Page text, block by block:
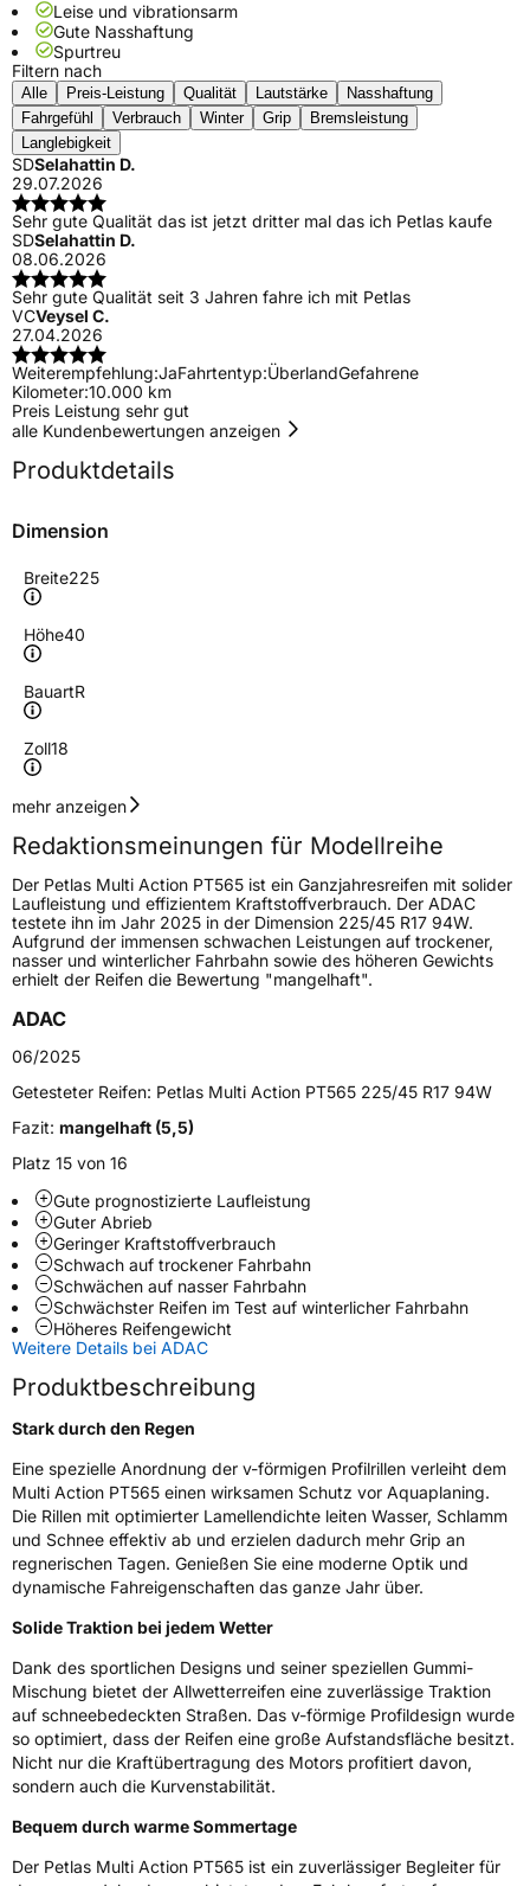
Leise und vibrationsarm
Gute Nasshaftung
Spurtreu
Filtern nach
Alle Preis-Leistung Qualität Lautstärke
Nasshaftung
Fahrgefühl
Verbrauch Winter Grip
Bremsleistung
Langlebigkeit
SDSelahattin D.
29.07.2026
Sehr gute Qualität das ist jetzt dritter mal das ich Petlas kaufe
SDSelahattin D.
08.06.2026
Sehr gute Qualität seit 3 Jahren fahre ich mit Petlas
VCVeysel C.
27.04.2026
Weiterempfehlung:JaFahrtentyp:ÜberlandGefahrene
Kilometer:10.000 km
Preis Leistung sehr gut
alle Kundenbewertungen anzeigen
Produktdetails
Dimension
Breite225
Höhe40
BauartR
Zoll18
Geschwindigkeitsindex
Höchstgeschwindigkeit
270 km/h
Lastindex92
Höchstlast630 kg
Gewicht (in kg)12,51 kg
FahrzeugtypPKW
VerwendungGanzjahresreifen
ModellnameMulti Action PT565
Fahrzeugart
PKW & SUV
Weitere Eigenschaften
SchlauchtypTL
M+SJa
Verstärkt XL
EU Label
EffizienzC
NasshaftungC
Rollgeräusch (Klasse)B
Rollgeräusch (dB)72
Fahrzeugklasse C1
3PMSF / Schneeflockensymbol / Alpine-Symbol
mehr anzeigen
Redaktionsmeinungen für Modellreihe
Der Petlas Multi Action PT565 ist ein Ganzjahresreifen mit solider
Laufleistung und effizientem Kraftstoffverbrauch. Der ADAC
testete ihn im Jahr 2025 in der Dimension 225/45 R17 94W.
Aufgrund der immensen schwachen Leistungen auf trockener,
nasser und winterlicher Fahrbahn sowie des höheren Gewichts
erhielt der Reifen die Bewertung "mangelhaft".
ADAC
06/2025
Getesteter Reifen: Petlas Multi Action PT565 225/45 R17 94W
Fazit: mangelhaft (5,5)
Platz 15 von 16
Gute prognostizierte Laufleistung
Guter Abrieb
Geringer Kraftstoffverbrauch
Schwach auf trockener Fahrbahn
Schwächen auf nasser Fahrbahn
Schwächster Reifen im Test auf winterlicher Fahrbahn
Höheres Reifengewicht
Weitere Details bei ADAC
Produktbeschreibung
Stark durch den Regen
Eine spezielle Anordnung der v-förmigen Profilrillen verleiht dem
Multi Action PT565 einen wirksamen Schutz vor Aquaplaning.
Die Rillen mit optimierter Lamellendichte leiten Wasser, Schlamm
und Schnee effektiv ab und erzielen dadurch mehr Grip an
regnerischen Tagen. Genießen Sie eine moderne Optik und
dynamische Fahreigenschaften das ganze Jahr über.
Solide Traktion bei jedem Wetter
Dank des sportlichen Designs und seiner speziellen Gummi-
Mischung bietet der Allwetterreifen eine zuverlässige Traktion
auf schneebedeckten Straßen. Das v-förmige Profildesign wurde
so optimiert, dass der Reifen eine große Aufstandsfläche besitzt.
Nicht nur die Kraftübertragung des Motors profitiert davon,
sondern auch die Kurvenstabilität.
Bequem durch warme Sommertage
Der Petlas Multi Action PT565 ist ein zuverlässiger Begleiter für